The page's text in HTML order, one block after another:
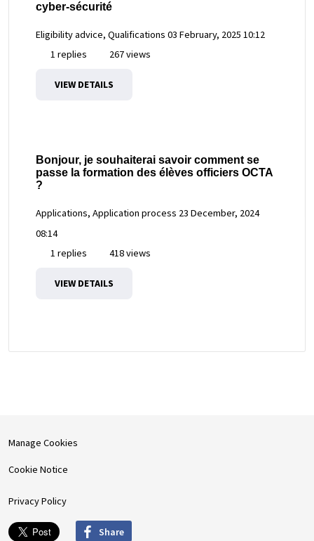
cyber-sécurité
Eligibility advice, Qualifications 03 February, 2025 10:12
1 replies
267 views
VIEW DETAILS
Bonjour, je souhaiterai savoir comment se
passe la formation des élèves officiers OCTA
?
Applications, Application process 23 December, 2024
08:14
1 replies
418 views
VIEW DETAILS
Manage Cookies
Cookie Notice
Privacy Policy
Share